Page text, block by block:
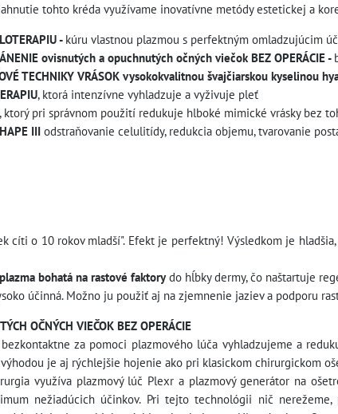
tohto kréda využívame inovatívne metódy estetickej a
- kúru vlastnou plazmou s perfektným omladzujúcim
ovisnutých a opuchnutých očných viečok BEZ OPERÁCIE -
TECHNIKY VRÁSOK vysokokvalitnou švajčiarskou kyselinou
, ktorá intenzívne vyhladzuje a vyživuje pleť
, ktorý pri správnom použití redukuje hlboké mimické vrásky bez
III odstraňovanie celulitídy, redukcia objemu, tvarovanie
cíti o 10 rokov mladší". Efekt je perfektný! Výsledkom je
plazma bohatá na rastové faktorydo hĺbky dermy, čo naštartuje
účinná. Možno ju použiť aj na zjemnenie jaziev a podporu
OČNÝCH VIEČOK BEZ OPERÁCIE
za pomoci plazmového lúča vyhladzujeme a
je aj rýchlejšie hojenie ako pri klasickom chirurgickom
využíva plazmový lúč Plexr a plazmový generátor na
nežiadúcich účinkov. Pri tejto technológii nič